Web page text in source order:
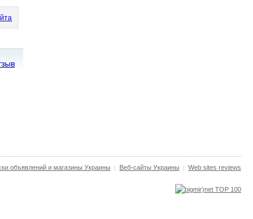
объявлений и магазины Украины | Веб-сайты Украины | Web sites reviews